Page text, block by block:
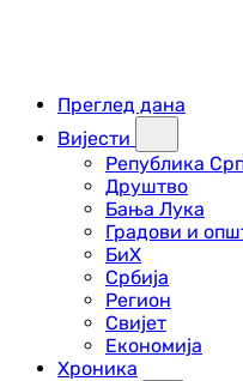
Преглед дана
Вијести
Република
Друштво
Бања Лука
Градови и
БиХ
Србија
Регион
Свијет
Економија
Хроника